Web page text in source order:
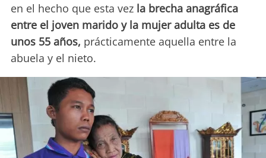
en el hecho que esta vez la brecha anagráfica
entre el joven marido y la mujer adulta es de
unos 55 años, prácticamente aquella entre la
abuela y el nieto.